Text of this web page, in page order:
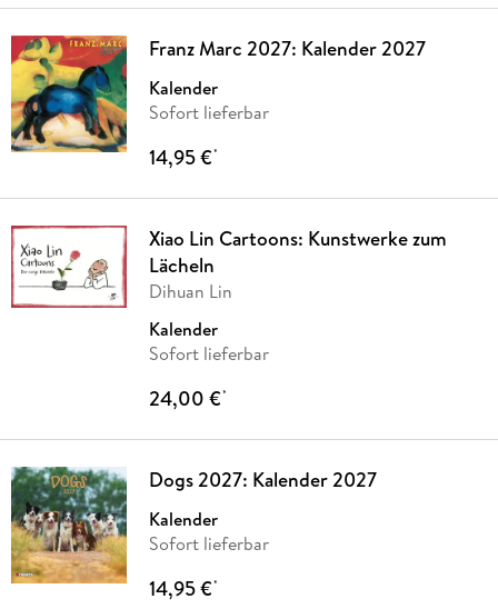
Franz Marc 2027: Kalender 2027
Kalender
Sofort lieferbar
14,95 €*
Xiao Lin Cartoons: Kunstwerke zum
Lächeln
Dihuan Lin
Kalender
Sofort lieferbar
24,00 €*
Dogs 2027: Kalender 2027
Kalender
Sofort lieferbar
14,95 €*